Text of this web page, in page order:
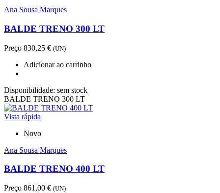
Ana Sousa Marques
BALDE TRENO 300 LT
Preço 830,25 € (UN)
Adicionar ao carrinho
Disponibilidade: sem stock
BALDE TRENO 300 LT
Vista rápida
Novo
Ana Sousa Marques
BALDE TRENO 400 LT
Preço 861,00 € (UN)